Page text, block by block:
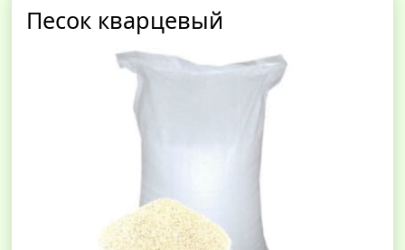
Песок кварцевый